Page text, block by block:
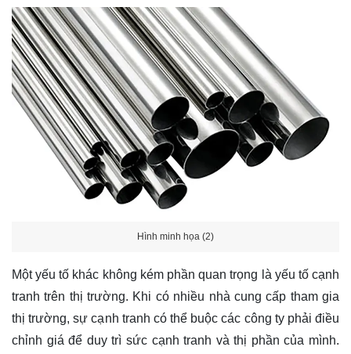
Hình minh họa (2)
Một yếu tố khác không kém phần quan trọng là yếu tố cạnh
tranh trên thị trường. Khi có nhiều nhà cung cấp tham gia
thị trường, sự cạnh tranh có thể buộc các công ty phải điều
chỉnh giá để duy trì sức cạnh tranh và thị phần của mình.